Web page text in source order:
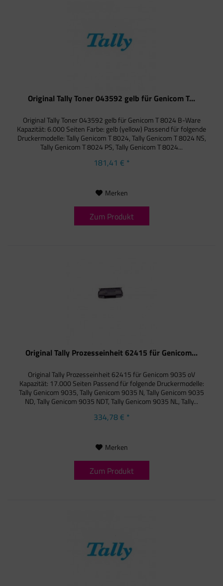
Original Tally Toner 043592 gelb für Genicom T...
Original Tally Toner 043592 gelb für Genicom T 8024 B-Ware
Kapazität: 6.000 Seiten Farbe: gelb (yellow) Passend für folgende
Druckermodelle: Tally Genicom T 8024, Tally Genicom T 8024 NS,
Tally Genicom T 8024 PS, Tally Genicom T 8024...
181,41 € *
Merken
Zum Produkt
Original Tally Prozesseinheit 62415 für Genicom...
Original Tally Prozesseinheit 62415 für Genicom 9035 oV
Kapazität: 17.000 Seiten Passend für folgende Druckermodelle:
Tally Genicom 9035, Tally Genicom 9035 N, Tally Genicom 9035
ND, Tally Genicom 9035 NDT, Tally Genicom 9035 NL, Tally...
334,78 € *
Merken
Zum Produkt